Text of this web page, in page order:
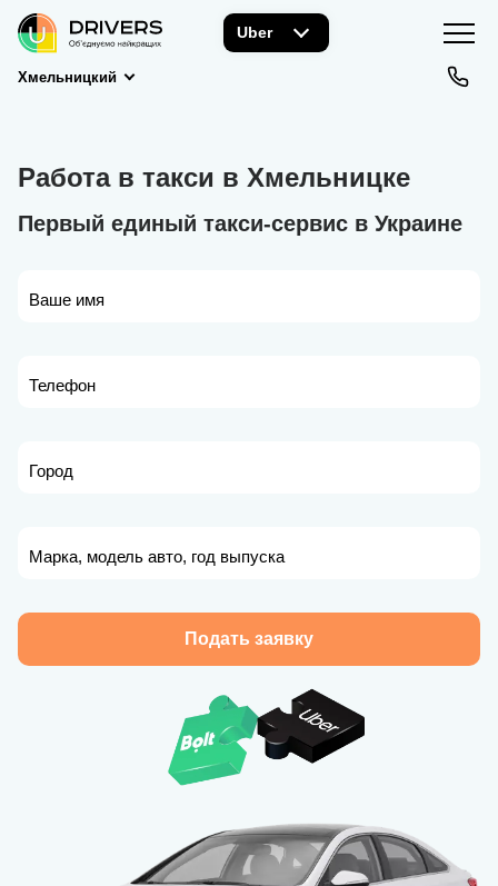
Uber
Хмельницкий
Работа в такси в Хмельницке
Первый единый такси-сервис в Украине
Ваше имя
Телефон
Город
Марка, модель авто, год выпуска
Подать заявку